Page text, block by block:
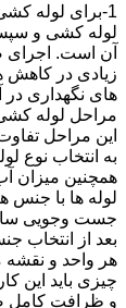
1-برای لوله
لوله کشی و
آن است. اجرای
زیادی در کاهش
های نگهداری در
مراحل لوله کشی
این مراحل
به انتخاب نوع
همچنین میزان
لوله ها با جنس
جست وجویی
بعد از انتخاب
هر واحد و نقشه
چیزی باید این
و ظرافت کامل